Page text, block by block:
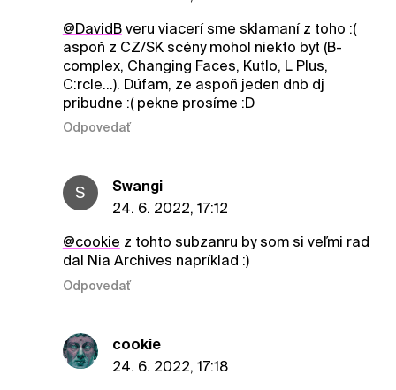
@DavidBveru viacerí sme sklamaní z toho :(
aspoň z CZ/SK scény mohol niekto byt (B-
complex, Changing Faces, Kutlo, L Plus,
C:rcle…). Dúfam, ze aspoň jeden dnb dj
pribudne :( pekne prosíme :D
Odpovedať
S
Swangi
24. 6. 2022, 17:12
@cookie z tohto subzanru by som si veľmi rad
dal Nia Archives napríklad :)
Odpovedať
cookie
24. 6. 2022, 17:18